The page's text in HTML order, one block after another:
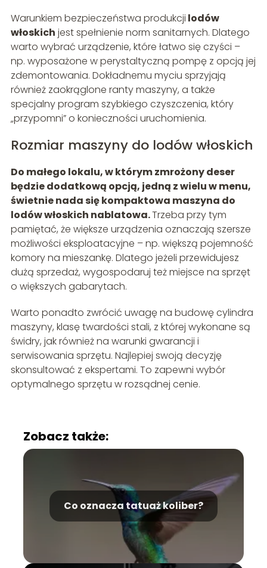
Warunkiem bezpieczeństwa produkcji lodów
włoskich jest spełnienie norm sanitarnych. Dlatego
warto wybrać urządzenie, które łatwo się czyści –
np. wyposażone w perystaltyczną pompę z opcją jej
zdemontowania. Dokładnemu myciu sprzyjają
również zaokrąglone ranty maszyny, a także
specjalny program szybkiego czyszczenia, który
„przypomni” o konieczności uruchomienia.
Rozmiar maszyny do lodów włoskich
Do małego lokalu, w którym zmrożony deser
będzie dodatkową opcją, jedną z wielu w menu,
świetnie nada się kompaktowa maszyna do
lodów włoskich nablatowa.Trzeba przy tym
pamiętać, że większe urządzenia oznaczają szersze
możliwości eksploatacyjne – np. większą pojemność
komory na mieszankę. Dlatego jeżeli przewidujesz
dużą sprzedaż, wygospodaruj też miejsce na sprzęt
o większych gabarytach.
Warto ponadto zwrócić uwagę na budowę cylindra
maszyny, klasę twardości stali, z której wykonane są
świdry, jak również na warunki gwarancji i
serwisowania sprzętu. Najlepiej swoją decyzję
skonsultować z ekspertami. To zapewni wybór
optymalnego sprzętu w rozsądnej cenie.
Zobacz także:
Co oznacza tatuaż koliber?